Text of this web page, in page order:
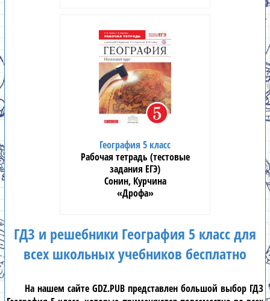
География 5 класс
Рабочая тетрадь (тестовые
задания ЕГЭ)
Сонин, Курчина
«Дрофа»
ГДЗ и решебники География 5 класс для
всех школьных учебников бесплатно
На нашем сайте GDZ.PUB представлен большой выбор ГДЗ